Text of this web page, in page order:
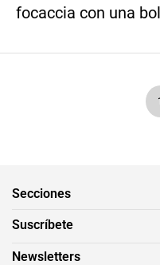
focaccia con una
1
Secciones
Suscríbete
Newsletters